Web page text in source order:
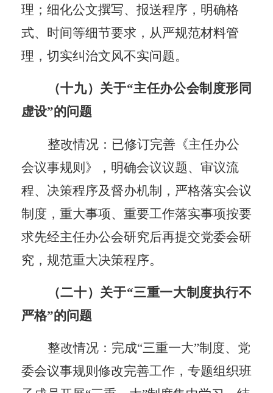
理；细化公文撰写、报送程序 ，明确格
式、时间等细节要求，从严规范材料管
理，切实纠治文风不实问题。
（十九）关于“主任办公会制度形同
虚设”的问题
整改情况：已修订完善《主任办公
会议事规则》，明确会议议题、审议流
程、决策程序及督办机制，严格落实会议
制度， 重大事项、重要工作落实事项按要
求先经主任办公会研究后再提交党委会研
究，规范重大决策程序。
（二十）关于“三重一大制度执行不
严格”的问题
整改情况：完成“三重一大”制度、党
委会议事规则修改完善工作， 专题组织班